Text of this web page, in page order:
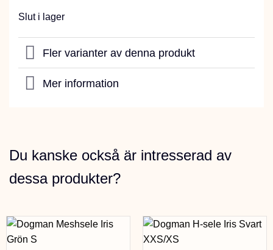
Slut i lager
Fler varianter av denna produkt
Mer information
Du kanske också är intresserad av
dessa produkter?